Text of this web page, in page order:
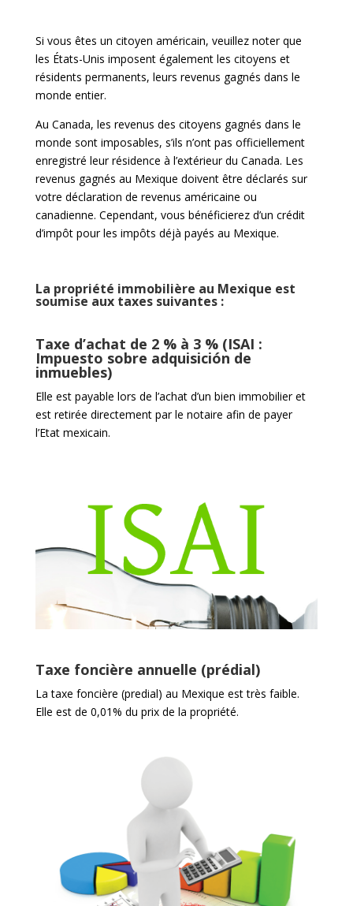
Si vous êtes un citoyen américain, veuillez noter que
les États-Unis imposent également les citoyens et
résidents permanents, leurs revenus gagnés dans le
monde entier.
Au Canada, les revenus des citoyens gagnés dans le
monde sont imposables, s’ils n’ont pas officiellement
enregistré leur résidence à l’extérieur du Canada. Les
revenus gagnés au Mexique doivent être déclarés sur
votre déclaration de revenus américaine ou
canadienne. Cependant, vous bénéficierez d’un crédit
d’impôt pour les impôts déjà payés au Mexique.
La propriété immobilière au Mexique est
soumise aux taxes suivantes :
Taxe d’achat de 2 % à 3 % (ISAI :
Impuesto sobre adquisición de
inmuebles)
Elle est payable lors de l’achat d’un bien immobilier et
est retirée directement par le notaire afin de payer
l’Etat mexicain.
Taxe foncière annuelle (prédial)
La taxe foncière (predial) au Mexique est très faible.
Elle est de 0,01% du prix de la propriété.